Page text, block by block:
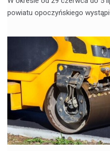
powiatu opoczyńskiego